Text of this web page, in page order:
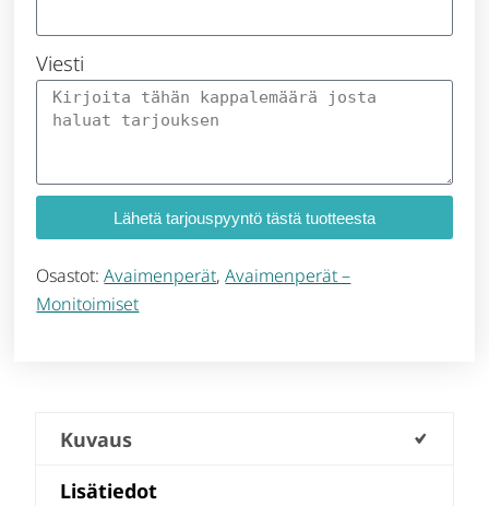
Viesti
Lähetä tarjouspyyntö tästä tuotteesta
Osastot:Avaimenperät,Avaimenperät –
Monitoimiset
Kuvaus
Lisätiedot